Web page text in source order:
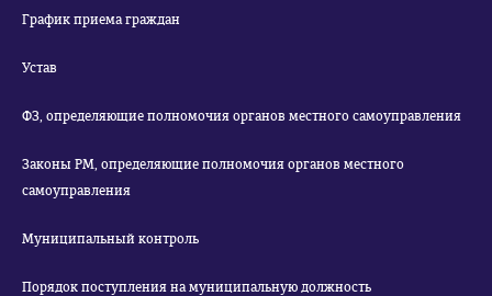
График приема граждан
Устав
ФЗ, определяющие полномочия органов местного самоуправления
Законы РМ, определяющие полномочия органов местного
самоуправления
Муниципальный контроль
Порядок поступления на муниципальную должность